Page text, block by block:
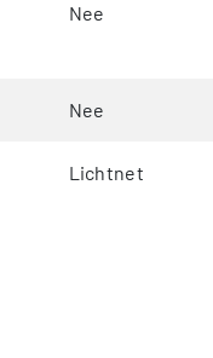
Nee
Nee
Lichtnet